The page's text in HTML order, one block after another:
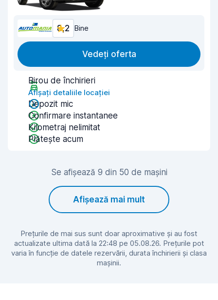
8,2 Bine
Vedeți oferta
Birou de închirieri
Afișați detaliile locației
Depozit mic
Confirmare instantanee
Kilometraj nelimitat
Plătește acum
Se afișează 9 din 50 de mașini
Afișează mai mult
Prețurile de mai sus sunt doar aproximative și au fost
actualizate ultima dată la 22:48 pe 05.08.26. Prețurile pot
varia în funcție de datele rezervării, durata închirierii și clasa
mașinii.